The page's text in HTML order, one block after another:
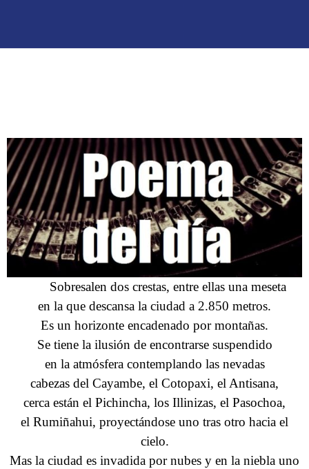
Sobresalen dos crestas, entre ellas una meseta
en la que descansa la ciudad a 2.850 metros.
Es un horizonte encadenado por montañas.
Se tiene la ilusión de encontrarse suspendido
en la atmósfera contemplando las nevadas
cabezas del Cayambe, el Cotopaxi, el Antisana,
cerca están el Pichincha, los Illinizas, el Pasochoa,
el Rumiñahui, proyectándose uno tras otro hacia el
cielo.
Mas la ciudad es invadida por nubes y en la niebla uno